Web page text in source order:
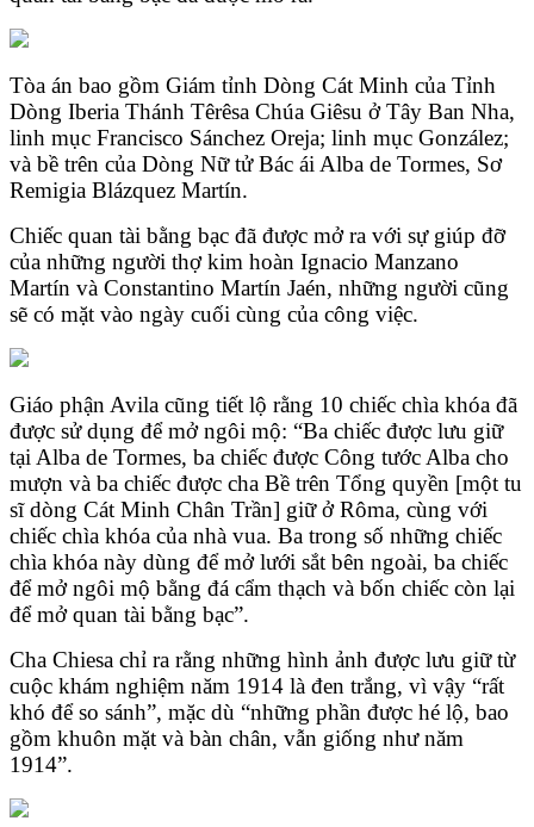
Tòa án bao gồm Giám tỉnh Dòng Cát Minh của Tỉnh
Dòng Iberia Thánh Têrêsa Chúa Giêsu ở Tây Ban Nha,
linh mục Francisco Sánchez Oreja; linh mục González;
và bề trên của Dòng Nữ tử Bác ái Alba de Tormes, Sơ
Remigia Blázquez Martín.
Chiếc quan tài bằng bạc đã được mở ra với sự giúp đỡ
của những người thợ kim hoàn Ignacio Manzano
Martín và Constantino Martín Jaén, những người cũng
sẽ có mặt vào ngày cuối cùng của công việc.
Giáo phận Avila cũng tiết lộ rằng 10 chiếc chìa khóa đã
được sử dụng để mở ngôi mộ: “Ba chiếc được lưu giữ
tại Alba de Tormes, ba chiếc được Công tước Alba cho
mượn và ba chiếc được cha Bề trên Tổng quyền [một tu
sĩ dòng Cát Minh Chân Trần] giữ ở Rôma, cùng với
chiếc chìa khóa của nhà vua. Ba trong số những chiếc
chìa khóa này dùng để mở lưới sắt bên ngoài, ba chiếc
để mở ngôi mộ bằng đá cẩm thạch và bốn chiếc còn lại
để mở quan tài bằng bạc”.
Cha Chiesa chỉ ra rằng những hình ảnh được lưu giữ từ
cuộc khám nghiệm năm 1914 là đen trắng, vì vậy “rất
khó để so sánh”, mặc dù “những phần được hé lộ, bao
gồm khuôn mặt và bàn chân, vẫn giống như năm
1914”.